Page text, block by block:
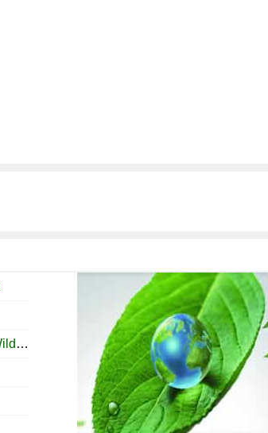
Získejte Delicious 2003 Flora Springs Cabernet Wild Boar Vinice